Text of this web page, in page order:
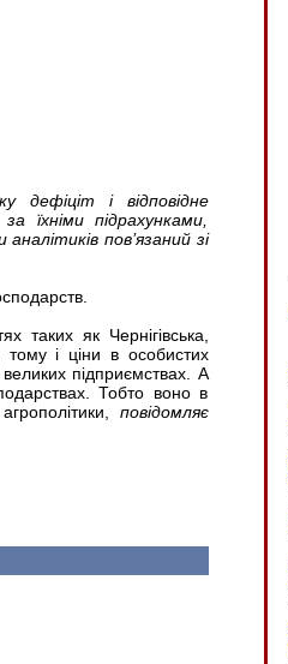
дефіціт і відповідне
їхніми підрахунками,
пов’язаний зі
таких як Чернігівська,
і ціни в особистих
підприємствах. А
Тобто воно в
повідомляє